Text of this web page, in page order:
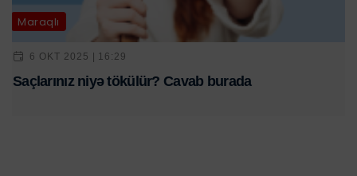
Maraqlı
6 OKT 2025 | 16:29
Saçlarınız niyə tökülür? Cavab burada